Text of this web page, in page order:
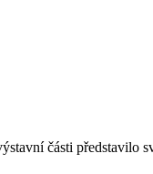
části představilo